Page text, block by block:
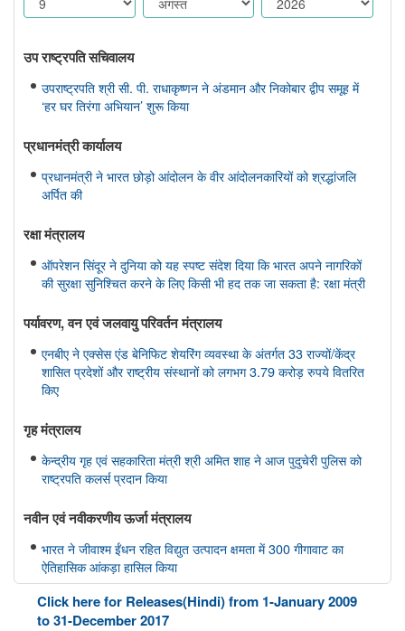
उप राष्ट्रपति सचिवालय
उपराष्ट्रपति श्री सी. पी. राधाकृष्णन ने अंडमान और निकोबार द्वीप समूह में
‘हर घर तिरंगा अभियान’ शुरू किया
प्रधानमंत्री कार्यालय
प्रधानमंत्री ने भारत छोड़ो आंदोलन के वीर आंदोलनकारियों को श्रद्धांजलि
अर्पित की
रक्षा मंत्रालय
ऑपरेशन सिंदूर ने दुनिया को यह स्पष्ट संदेश दिया कि भारत अपने नागरिकों
की सुरक्षा सुनिश्चित करने के लिए किसी भी हद तक जा सकता है: रक्षा मंत्री
पर्यावरण, वन एवं जलवायु परिवर्तन मंत्रालय
एनबीए ने एक्सेस एंड बेनिफिट शेयरिंग व्यवस्था के अंतर्गत 33 राज्यों/केंद्र
शासित प्रदेशों और राष्ट्रीय संस्थानों को लगभग 3.79 करोड़ रुपये वितरित
किए
गृह मंत्रालय
केन्द्रीय गृह एवं सहकारिता मंत्री श्री अमित शाह ने आज पुदुचेरी पुलिस को
राष्ट्रपति कलर्स प्रदान किया
नवीन एवं नवीकरणीय ऊर्जा मंत्रालय
भारत ने जीवाश्म ईंधन रहित विद्युत उत्पादन क्षमता में 300 गीगावाट का
ऐतिहासिक आंकड़ा हासिल किया
विज्ञान एवं प्रौद्योगिकी मंत्रालय
Click here for Releases(Hindi) from 1-January 2009
to 31-December 2017